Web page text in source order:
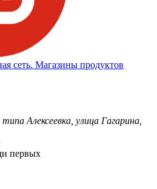
сеть. Магазины продуктов
типа Алексеевка, улица Гагарина,
первых